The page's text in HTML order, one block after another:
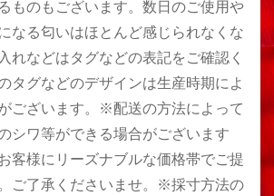
ものもございます。数日のご使用や
なる匂いはほとんど感じられなくな
れなどはタグなどの表記をご確認く
タグなどのデザインは生産時期によ
ございます。※配送の方法によって
シワ等ができる場合がございます
客様にリーズナブルな価格帯でご提
ご了承くださいませ。※採寸方法の